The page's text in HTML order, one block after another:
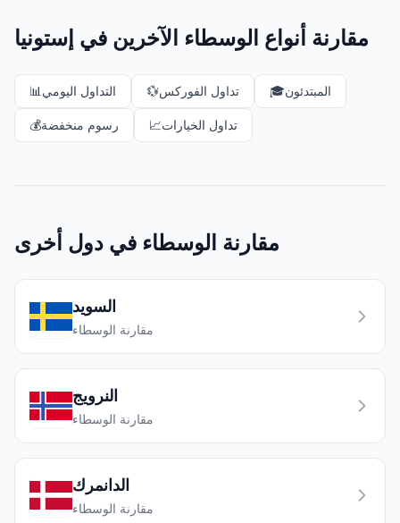
مقارنة أنواع الوسطاء الآخرين في إستونيا
📊 التداول اليومي 💱تداول الفوركس 🎓المبتدئون
💰رسوم منخفضة 📈تداول الخيارات
مقارنة الوسطاء في دول أخرى
السويد
مقارنة الوسطاء
النرويج
مقارنة الوسطاء
الدانمرك
مقارنة الوسطاء